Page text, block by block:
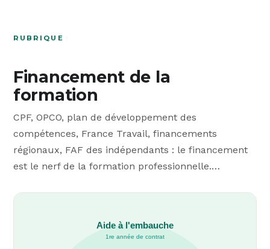
RUBRIQUE
Financement de la
formation
CPF, OPCO, plan de développement des
compétences, France Travail, financements
régionaux, FAF des indépendants : le financement
est le nerf de la formation professionnelle.…